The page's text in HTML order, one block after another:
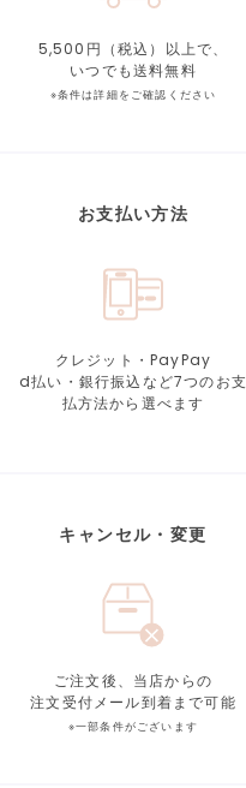
5,500円（税込）以上で、
いつでも送料無料
※条件は詳細をご確認ください
お支払い方法
クレジット・PayPay
d払い・銀行振込など7つのお支
払方法から選べます
キャンセル・変更
ご注文後、当店からの
注文受付メール到着まで可能
※一部条件がございます